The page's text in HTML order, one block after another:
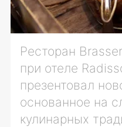
Ресторан
при отеле
презентовал
основанное на
кулинарных